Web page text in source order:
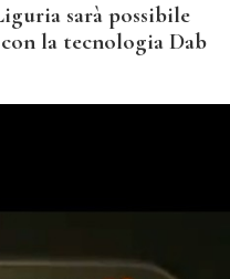
sarà possibile
la tecnologia Dab